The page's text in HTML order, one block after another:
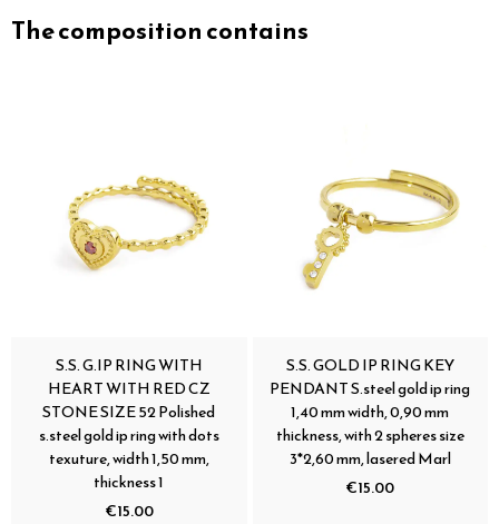
The composition contains
S.S. G.IP RING WITH
HEART WITH RED CZ
STONE SIZE 52 Polished
s.steel gold ip ring with dots
texuture, width 1,50 mm,
thickness 1
€15.00
S.S. GOLD IP RING KEY
PENDANT S.steel gold ip ring
1,40 mm width, 0,90 mm
thickness, with 2 spheres size
3*2,60 mm, lasered Marl
€15.00